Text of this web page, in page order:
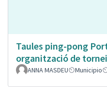
Taules ping-pong
organització de
ANNA MASDEU Municipio